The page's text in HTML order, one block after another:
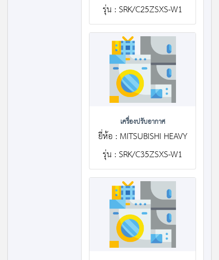
รุ่น : SRK/C25ZSXS-W1
เครื่องปรับอากาศ
ยี่ห้อ : MITSUBISHI HEAVY
รุ่น : SRK/C35ZSXS-W1